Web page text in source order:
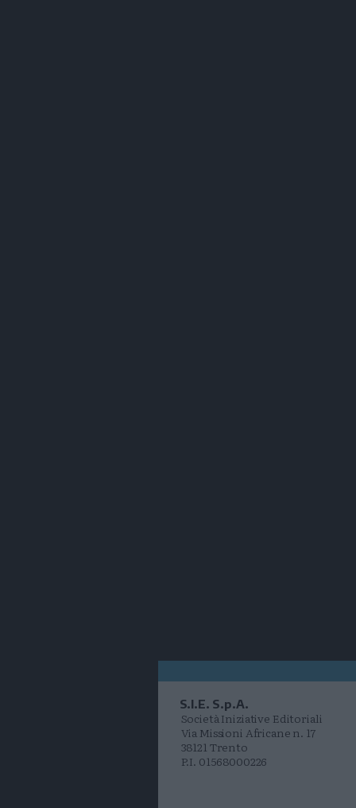
S.I.E. S.p.A.
Società Iniziative Editoriali
Via Missioni Africane n. 17
38121 Trento
P.I. 01568000226